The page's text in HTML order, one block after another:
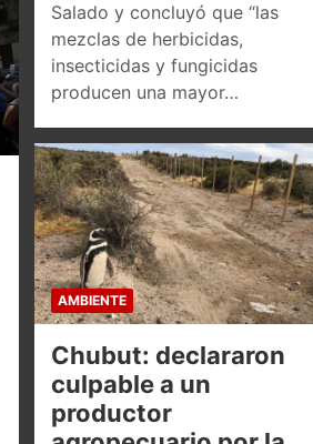
Salado y concluyó que “las
mezclas de herbicidas,
insecticidas y fungicidas
producen una mayor…
AMBIENTE
Chubut: declararon
culpable a un
productor